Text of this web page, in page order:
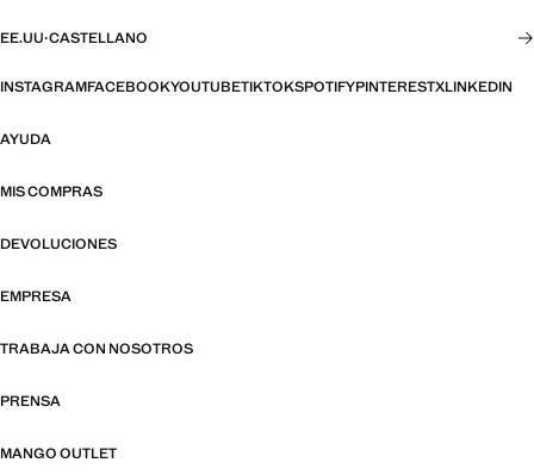
EE.UU·CASTELLANO
INSTAGRAMFACEBOOKYOUTUBETIKTOKSPOTIFYPINTERESTXLINKEDIN
AYUDA
MIS COMPRAS
DEVOLUCIONES
EMPRESA
TRABAJA CON NOSOTROS
PRENSA
MANGO OUTLET